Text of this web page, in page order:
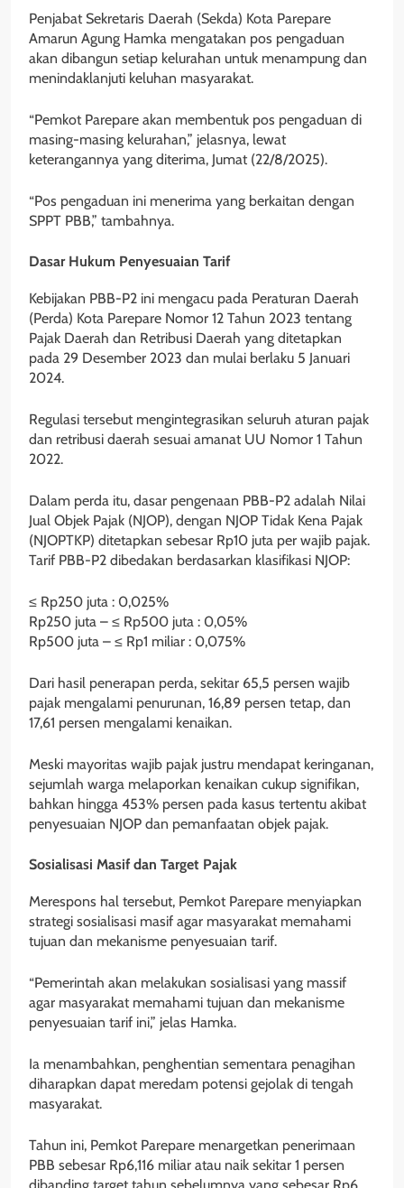
Penjabat Sekretaris Daerah (Sekda) Kota Parepare
Amarun Agung Hamka mengatakan pos pengaduan
akan dibangun setiap kelurahan untuk menampung dan
menindaklanjuti keluhan masyarakat.
“Pemkot Parepare akan membentuk pos pengaduan di
masing-masing kelurahan,” jelasnya, lewat
keterangannya yang diterima, Jumat (22/8/2025).
“Pos pengaduan ini menerima yang berkaitan dengan
SPPT PBB,” tambahnya.
Dasar Hukum Penyesuaian Tarif
Kebijakan PBB-P2 ini mengacu pada Peraturan Daerah
(Perda) Kota Parepare Nomor 12 Tahun 2023 tentang
Pajak Daerah dan Retribusi Daerah yang ditetapkan
pada 29 Desember 2023 dan mulai berlaku 5 Januari
2024.
Regulasi tersebut mengintegrasikan seluruh aturan pajak
dan retribusi daerah sesuai amanat UU Nomor 1 Tahun
2022.
Dalam perda itu, dasar pengenaan PBB-P2 adalah Nilai
Jual Objek Pajak (NJOP), dengan NJOP Tidak Kena Pajak
(NJOPTKP) ditetapkan sebesar Rp10 juta per wajib pajak.
Tarif PBB-P2 dibedakan berdasarkan klasifikasi NJOP:
≤ Rp250 juta : 0,025%
Rp250 juta – ≤ Rp500 juta : 0,05%
Rp500 juta – ≤ Rp1 miliar : 0,075%
Dari hasil penerapan perda, sekitar 65,5 persen wajib
pajak mengalami penurunan, 16,89 persen tetap, dan
17,61 persen mengalami kenaikan.
Meski mayoritas wajib pajak justru mendapat keringanan,
sejumlah warga melaporkan kenaikan cukup signifikan,
bahkan hingga 453% persen pada kasus tertentu akibat
penyesuaian NJOP dan pemanfaatan objek pajak.
Sosialisasi Masif dan Target Pajak
Merespons hal tersebut, Pemkot Parepare menyiapkan
strategi sosialisasi masif agar masyarakat memahami
tujuan dan mekanisme penyesuaian tarif.
“Pemerintah akan melakukan sosialisasi yang massif
agar masyarakat memahami tujuan dan mekanisme
penyesuaian tarif ini,” jelas Hamka.
Ia menambahkan, penghentian sementara penagihan
diharapkan dapat meredam potensi gejolak di tengah
masyarakat.
Tahun ini, Pemkot Parepare menargetkan penerimaan
PBB sebesar Rp6,116 miliar atau naik sekitar 1 persen